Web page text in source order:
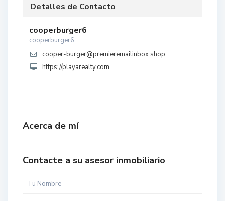
Detalles de Contacto
cooperburger6
cooperburger6
cooper-burger@premieremailinbox.shop
https://playarealty.com
Acerca de mí
Contacte a su asesor inmobiliario